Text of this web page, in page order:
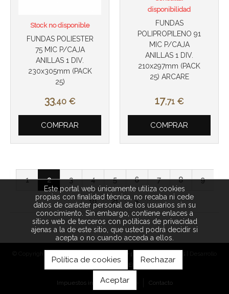
FUNDAS POLIESTER
75 MIC P/CAJA
ANILLAS 1 DIV.
230x305mm (PACK
25)
33,40 €
Stock no disponible
COMPRAR
FUNDAS
POLIPROPILENO 91
MIC P/CAJA
ANILLAS 1 DIV.
210x297mm (PACK
25) ARCARE
17,71 €
disponibilidad
COMPRAR
1 2 3 4 5 6 7 8 9
10 21 »
Política de privacidad Cookies
Software DELSOL
Impuestos incluidos Inicio Contacto
Este portal web únicamente utiliza cookies
propias con finalidad técnica, no recaba ni cede
datos de carácter personal de los usuarios sin su
conocimiento. Sin embargo, contiene enlaces a
sitios web de terceros con políticas de privacidad
ajenas a la de este sitio, que usted podrá decidir si
acepta o no cuando acceda a ellos.
Política de cookies Rechazar
Aceptar